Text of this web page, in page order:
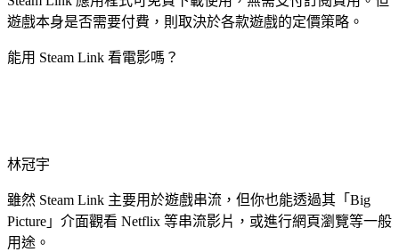
遊戲本身是否需要付費，則取決於各款遊戲的定價策略。
能用 Steam Link 看電影嗎？
林冠宇
雖然 Steam Link 主要用於遊戲串流，但你也能透過其「Big
Picture」介面觀看 Netflix 等串流影片，或進行網頁瀏覽等一般
用途。